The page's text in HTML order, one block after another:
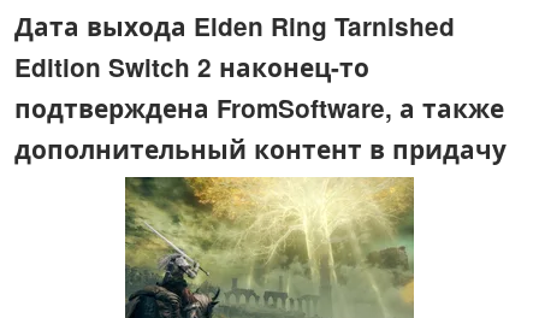
Дата выхода Elden Ring Tarnished
Edition Switch 2 наконец-то
подтверждена FromSoftware, а также
дополнительный контент в придачу